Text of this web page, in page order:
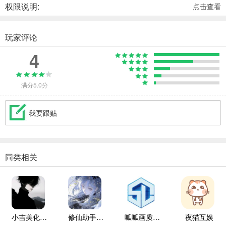
权限说明: 点击查看
玩家评论
4
满分5.0分
我要跟贴
同类相关
小吉美化包助手 修仙助手手机版 呱呱画质盒子 夜猫互娱